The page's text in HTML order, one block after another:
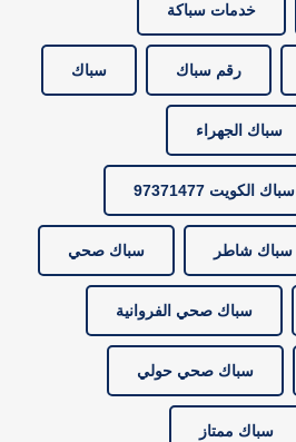
خدمات سباكة
رقم سباك سباك
سباك الجهراء
سباك الكويت 97371477
سباك شاطر سباك صحي
سباك صحي الفروانية
سباك صحي حولي
سباك ممتاز